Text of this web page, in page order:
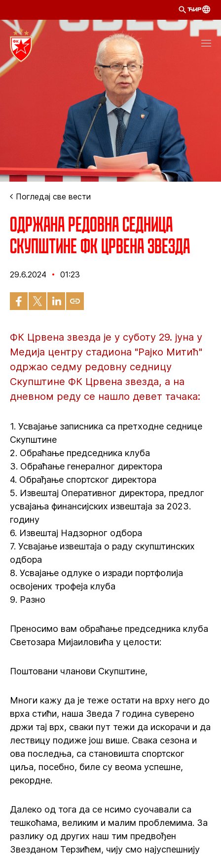
ЋИР
Погледај све вести
Одржана редовна седница
Скупштине ФК Црвена звезда
29.6.2024 01:23
ФК Црвена звезда је у суботу 29. јуна у
Медија центру стадиона "Рајко Митић"
одржао седму редовну седницу
Скупштине ФК Црвена звезда, а на
дневном реду се нашло девет тачака:
1. Усвајање записника са претходне седнице
Скупштине
2. Обраћање председника клуба
3. Обраћање генералног директора
4. Обрађање спортског директора
5. Извештај Оперативног директора, предлог
усвајања финансијских извештаја за 2023.
годину
6. Извештај Надзорног одбора
7. Усвајање извештаја о раду скупштинских
одбора
8. Усвајање одлуке о изради портфолија
освојених трофеја клуба
9. Разно
Преносимо вам обраћање председника клуба
Светозара Мијаиловића у целости:
Поштовани чланови Скупштине,
Многи кажу да је теже остати на врху него до
врха стићи, наша Зведа 7 година суверено
држи тај врх, сваки пут тежи да искорачи и да
лествицу подиже још више. Свака сезона и
ова последња, са становишта спортског
циља, посебно, биле су веома успешне,
рекордне.
Далеко од тога да се нсимо суочавали са
тешкоћама, великим и малим проблемима. За
разлику од других наш тим предвођен
Звезданом Терзићем, чију смо најуспешнију